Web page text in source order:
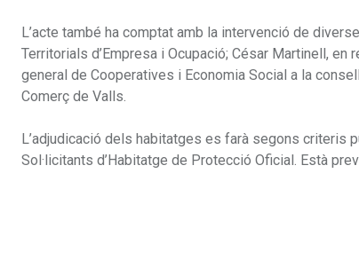
L’acte també ha comptat amb la intervenció de
Territorials d’Empresa i Ocupació; César Martinell,
general de Cooperatives i Economia Social a la
Comerç de Valls.
L’adjudicació dels habitatges es farà segons criteris
Sol·licitants d’Habitatge de Protecció Oficial. Està